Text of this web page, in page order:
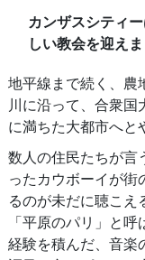
カンザスシティ
しい教会を迎えま
地平線まで続く、農
川に沿って、合衆
に満ちた大都市へと
数人の住民たちが言
ったカウボーイが
るのが未だに聴こえ
「平原のパリ」と
経験を積んだ、音楽